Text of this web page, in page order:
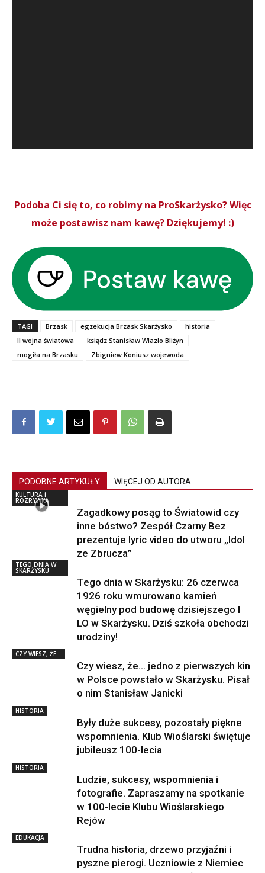
Podoba Ci się to, co robimy na ProSkarżysko? Więc
może postawisz nam kawę? Dziękujemy! :)
TAGI Brzask egzekucja Brzask Skarżysko
historia
II wojna światowa
ksiądz Stanisław Wlazło Bliżyn
mogiła na Brzasku
Zbigniew Koniusz wojewoda
PODOBNE ARTYKUŁY WIĘCEJ OD AUTORA
KULTURA i
ROZRYWKA
Zagadkowy posąg to Światowid czy
inne bóstwo? Zespół Czarny Bez
prezentuje lyric video do utworu „Idol
ze Zbrucza”
TEGO DNIA W
SKARŻYSKU
Tego dnia w Skarżysku: 26 czerwca
1926 roku wmurowano kamień
węgielny pod budowę dzisiejszego I
LO w Skarżysku. Dziś szkoła obchodzi
urodziny!
CZY WIESZ, ŻE...
Czy wiesz, że… jedno z pierwszych kin
w Polsce powstało w Skarżysku. Pisał
o nim Stanisław Janicki
HISTORIA
Były duże sukcesy, pozostały piękne
wspomnienia. Klub Wioślarski świętuje
jubileusz 100-lecia
HISTORIA
Ludzie, sukcesy, wspomnienia i
fotografie. Zapraszamy na spotkanie
w 100-lecie Klubu Wioślarskiego
Rejów
EDUKACJA
Trudna historia, drzewo przyjaźni i
pyszne pierogi. Uczniowie z Niemiec